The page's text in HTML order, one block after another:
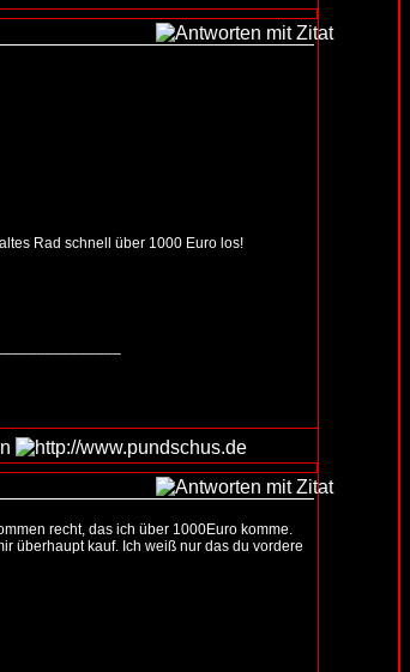
Rad schnell über 1000 Euro los!
recht, das ich über 1000Euro komme.
überhaupt kauf. Ich weiß nur das du vordere